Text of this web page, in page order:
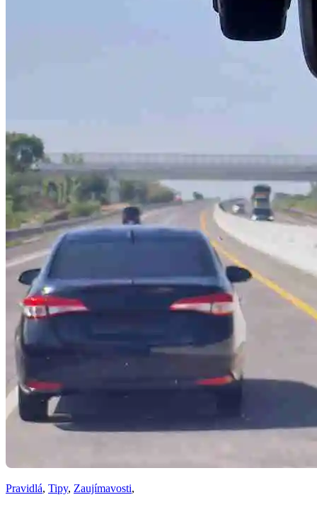
Pravidlá, Tipy, Zaujímavosti,